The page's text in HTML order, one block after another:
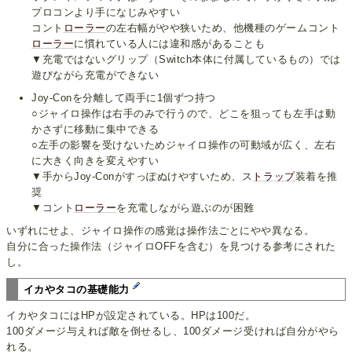
プロコンより手になじみやすい
コント ローラーの左右幅がやや狭いため、他機種のゲームコント
ローラーに慣れている人には違和感があることも
▼充電ではないグリップ（Switch本体に付属しているもの）では
遊びながら充電ができない
Joy-Conを分離して両手に1個ずつ持つ
○ジャイロ操作は右手のみで行うので、どこを狙っても左手は動
かさずに移動に集中できる
○左手の影響を受けないためジャイロ操作の可動域が広く、左右
に大きく向きを変えやすい
▼手からJoy-Conがすっぽぬけやすいため、ス トラップ装着を推
奨
▼コント ローラーを充電しながら遊ぶのが困難
いずれにせよ、ジャイロ操作の感覚は操作法ごとにやや異なる。
自分に合った操作法（ジャイロOFFを含む）を見つける参考にされた
し。
イカやタコの基礎能力
イカやタコにはHPが設定されている。HPは100だ。
100ダメージ与えれば敵を倒せるし、100ダメージ受ければ自分がやら
れる。